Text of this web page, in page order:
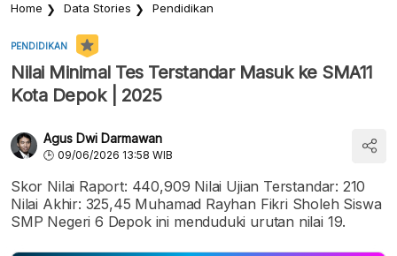
Home Data Stories Pendidikan
PENDIDIKAN
Nilai Minimal Tes Terstandar Masuk ke SMA11
Kota Depok | 2025
Agus Dwi Darmawan
09/06/2026 13:58 WIB
Skor Nilai Raport: 440,909 Nilai Ujian Terstandar: 210
Nilai Akhir: 325,45 Muhamad Rayhan Fikri Sholeh Siswa
SMP Negeri 6 Depok ini menduduki urutan nilai 19.